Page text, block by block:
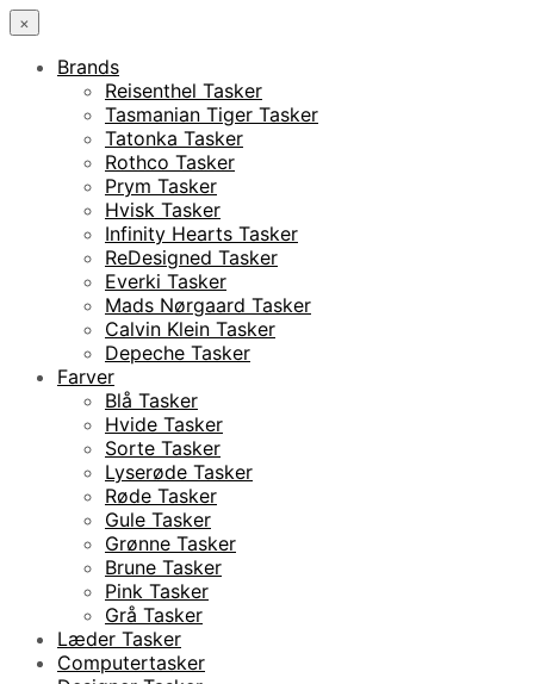
×
Brands
Reisenthel Tasker
Tasmanian Tiger Tasker
Tatonka Tasker
Rothco Tasker
Prym Tasker
Hvisk Tasker
Infinity Hearts Tasker
ReDesigned Tasker
Everki Tasker
Mads Nørgaard Tasker
Calvin Klein Tasker
Depeche Tasker
Farver
Blå Tasker
Hvide Tasker
Sorte Tasker
Lyserøde Tasker
Røde Tasker
Gule Tasker
Grønne Tasker
Brune Tasker
Pink Tasker
Grå Tasker
Læder Tasker
Computertasker